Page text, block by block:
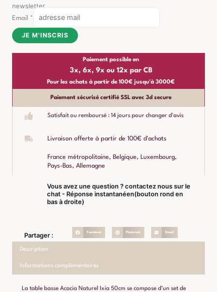
newsletter
Email *
JE M'INSCRIS
Paiement possible en
3x, 6x, 9x ou 12x par CB
Pour les achats à partir de 100€ jusqu'à 3000€
Paiement sécurisé certifié SSL avec 3d secure
Satisfait ou remboursé : 14 jours pour changer d'avis
Livraison offerte à partir de 100€ d'achats
France métropolitaine, Belgique, Luxembourg,
Pays-Bas, Allemagne
Vous avez une question ? contactez nous sur le
chat - Réponse instantanéen(bouton rond en
bas à droite)
Partager : Facebook Pinterest Email
Description
Informations complémentaires
La table basse Acacia Naturel Ixia 50cm se compose d’un set de